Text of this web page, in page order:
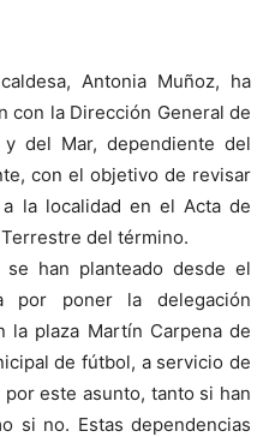
Antonia Muñoz, ha
con la Dirección General de
del Mar, dependiente del
con el objetivo de revisar
la localidad en el Acta de
del término.
han planteado desde el
por poner la delegación
la plaza Martín Carpena de
de fútbol, a servicio de
este asunto, tanto si han
si no. Estas dependencias